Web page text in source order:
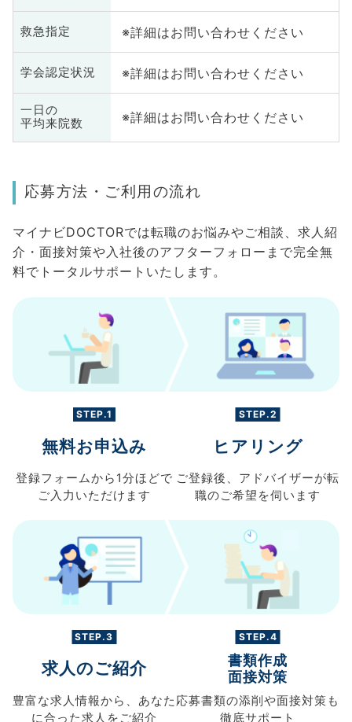
救急指定 ※詳細はお問い合わせください
学会認定状況 ※詳細はお問い合わせください
一日の
平均来院数
※詳細はお問い合わせください
応募方法・ご利用の流れ
マイナビDOCTORでは転職のお悩みやご相談、求人紹
介・面接対策や入社後のアフターフォローまで完全無
料でトータルサポートいたします。
STEP.1
無料お申込み
登録フォームから 1分ほどで
ご入力 いただけます
STEP.2
ヒアリング
ご登録後、 アドバイザーが転
職のご希望を伺います
STEP.3
求人のご紹介
豊富な求人情報から、 あなた
に合った求人を ご紹介
STEP.4
書類作成
面接対策
応募書類の添削や面接対策も
徹底サポート